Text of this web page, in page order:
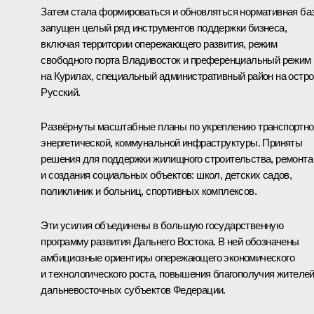
Затем стала формироваться и обновляться нормативная
запущен целый ряд инструментов поддержки бизнеса,
включая территории опережающего развития, режим
свободного порта Владивосток и преференциальный режим
на Курилах, специальный административный район на
Русский.
Развёрнуты масштабные планы по укреплению
энергетической, коммунальной инфраструктуры. Приняты
решения для поддержки жилищного строительства, ремонта
и создания социальных объектов: школ, детских садов,
поликлиник и больниц, спортивных комплексов.
Эти усилия объединены в большую государственную
программу развития Дальнего Востока. В ней обозначены
амбициозные ориентиры опережающего экономического
и технологического роста, повышения благополучия жителей
дальневосточных субъектов Федерации.